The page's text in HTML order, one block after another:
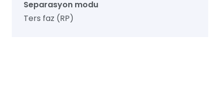
Separasyon modu
Ters faz (RP)